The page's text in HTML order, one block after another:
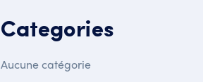
Categories
Aucune catégorie